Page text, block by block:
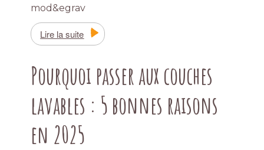
mod&egrav
Lire la suite
Pourquoi passer aux couches
lavables : 5 bonnes raisons
en 2025